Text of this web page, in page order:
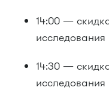
14:00 —
исследования
14:30 —
исследования